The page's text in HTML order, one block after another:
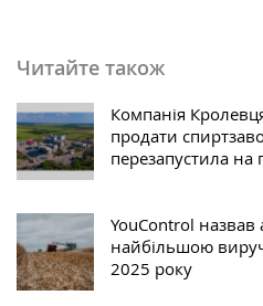
Читайте також
Компанія
продати
перезапустила на
YouControl назвав
найбільшою
2025 року